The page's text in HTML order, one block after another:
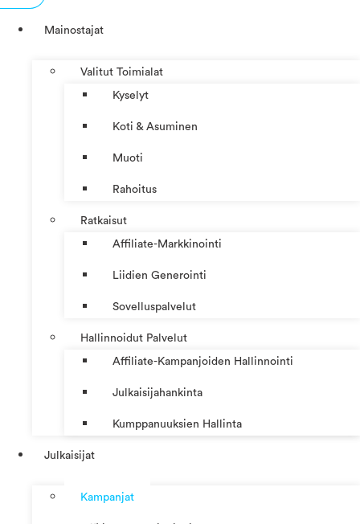
Mainostajat
Valitut Toimialat
Kyselyt
Koti & Asuminen
Muoti
Rahoitus
Ratkaisut
Affiliate-Markkinointi
Liidien Generointi
Sovelluspalvelut
Hallinnoidut Palvelut
Affiliate-Kampanjoiden Hallinnointi
Julkaisijahankinta
Kumppanuuksien Hallinta
Julkaisijat
Kampanjat